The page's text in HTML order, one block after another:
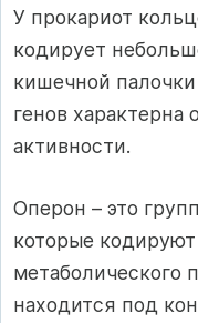
У прокариот
кодирует
кишечной
генов характерна
активности.
Оперон – это
которые
метаболического
находится под